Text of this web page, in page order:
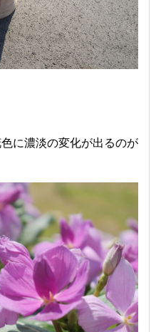
に濃淡の変化が出るのが